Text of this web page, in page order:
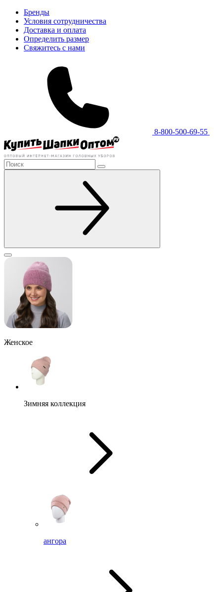
Бренды
Условия сотрудничества
Доставка и оплата
Определить размер
Свяжитесь с нами
8-800-500-69-55
Женское
Зимняя коллекция
ангора